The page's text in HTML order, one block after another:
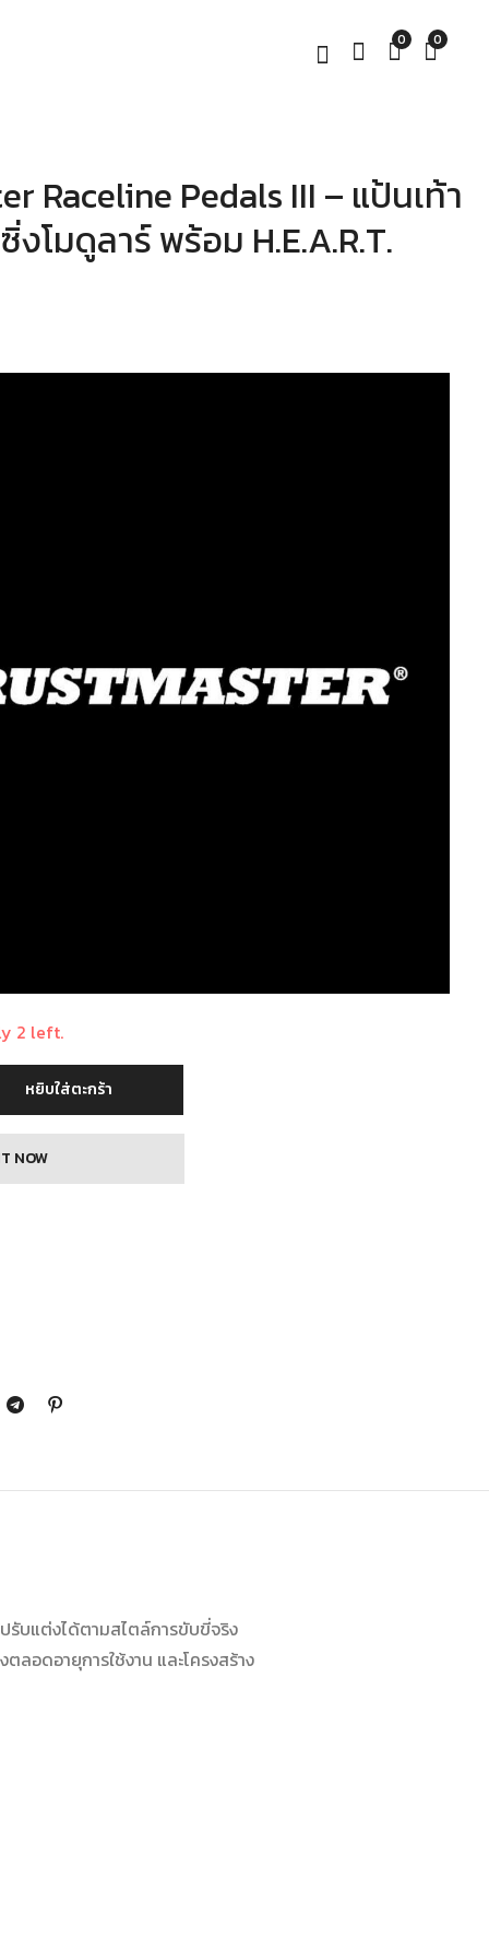
0 0
Thermaltake G6
Direct Drive Racing
Wheel Bundle – พวง
มาลัย Direct Drive
฿ 18,990.00
GGK Aluminum
Profile Hybrid
Cockpit F1 ค็อกพิท ไฮ
บริด F1 + GT ในตัว
฿19,990.00
Raceline Pedals III – แป้นเท้า
งโมดูลาร์ พร้อม H.E.A.R.T.
2 left.
หยิบใส่ตะกร้า
NOW
บแต่งได้ตามสไตล์การขับขี่จริง
อดอายุการใช้งาน และโครงสร้าง